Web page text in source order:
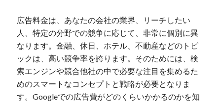
広告料金は、あなたの会社の業界、リーチしたい
人、特定の分野での競争に応じて、非常に個別に異
なります。金融、休日、ホテル、不動産などのトピ
ックは、高い競争率を誇ります。そのためには、検
索エンジンや競合他社の中で必要な注目を集めるた
めのスマートなコンセプトと戦略が必要となりま
す。Googleでの広告費がどのくらいかかるのかを知